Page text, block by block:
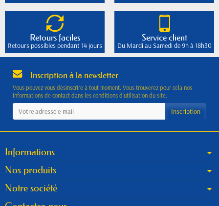
Retours faciles
Retours possibles pendant 14 jours
Service client
Du Mardi au Samedi de 9h à 18h30
Inscription à la newsletter
Vous pouvez vous désinscrire à tout moment. Vous trouverez pour cela nos
informations de contact dans les conditions d'utilisation du site.
Informations
Nos produits
Notre société